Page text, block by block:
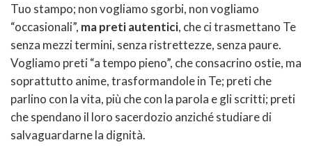
Tuo stampo; non vogliamo sgorbi, non vogliamo
“occasionali”, ma preti autentici, che ci trasmettano Te
senza mezzi termini, senza ristrettezze, senza paure.
Vogliamo preti “a tempo pieno”, che consacrino ostie, ma
soprattutto anime, trasformandole in Te; preti che
parlino con la vita, più che con la parola e gli scritti; preti
che spendano il loro sacerdozio anziché studiare di
salvaguardarne la dignità.